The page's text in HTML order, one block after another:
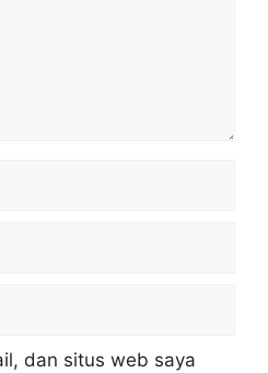
dan situs web saya